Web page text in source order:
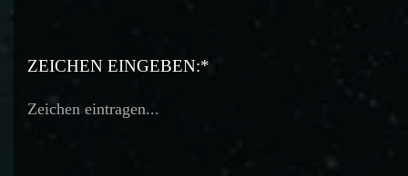
ZEICHEN EINGEBEN:*